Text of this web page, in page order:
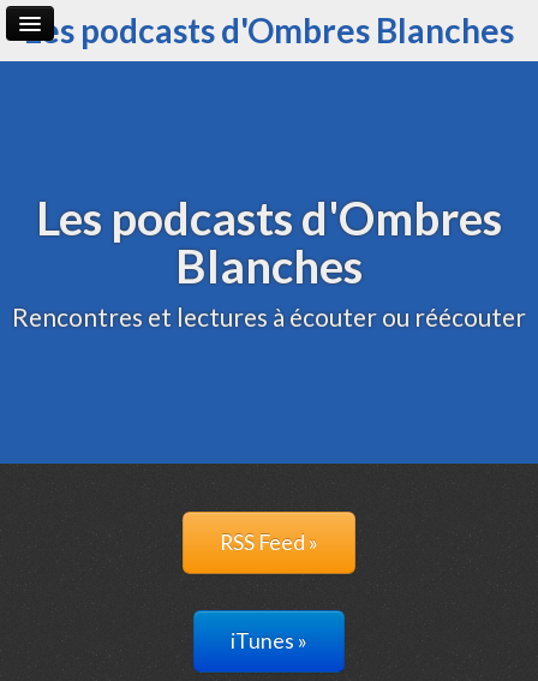
Les podcasts d'Ombres Blanches
Les podcasts d'Ombres
Blanches
Rencontres et lectures à écouter ou réécouter
RSS Feed »
iTunes »